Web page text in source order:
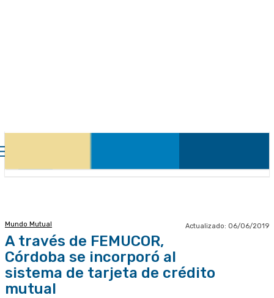
Mundo Mutual Actualizado: 06/06/2019
A través de FEMUCOR,
Córdoba se incorporó al
sistema de tarjeta de crédito
mutual